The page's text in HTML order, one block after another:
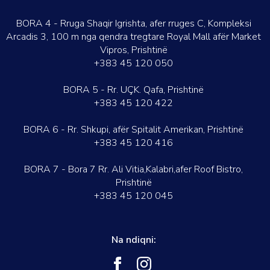
BORA 4 - Rruga Shaqir Igrishta, afer rruges C, Kompleksi
Arcadis 3, 100 m nga qendra tregtare Royal Mall afër Market
Vipros, Prishtinë
+383 45 120 050
BORA 5 - Rr. UÇK. Qafa, Prishtinë
+383 45 120 422
BORA 6 - Rr. Shkupi, afër Spitalit Amerikan, Prishtinë
+383 45 120 416
BORA 7 - Bora 7 Rr. Ali Vitia,Kalabri,afer Roof Bistro,
Prishtinë
+383 45 120 045
Na ndiqni: